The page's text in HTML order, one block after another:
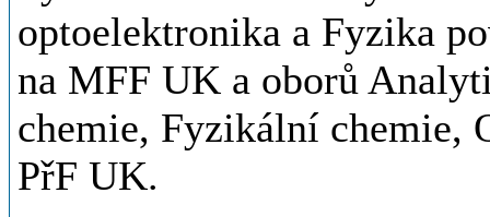
optoelektronika a Fyzika
na MFF UK a oborů
chemie, Fyzikální chemie,
PřF UK.